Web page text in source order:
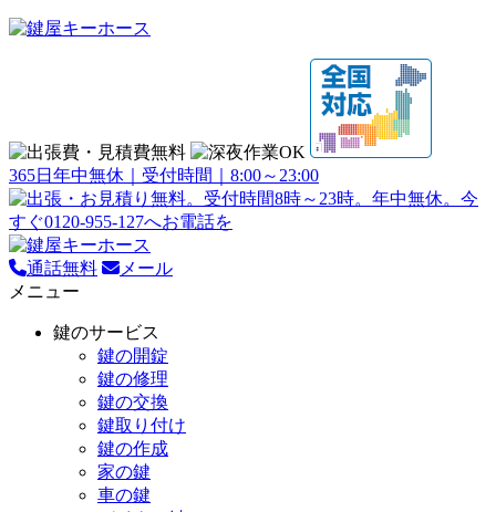
365日年中無休｜受付時間｜8:00～23:00
通話無料
メール
メニュー
鍵のサービス
鍵の開錠
鍵の修理
鍵の交換
鍵取り付け
鍵の作成
家の鍵
車の鍵